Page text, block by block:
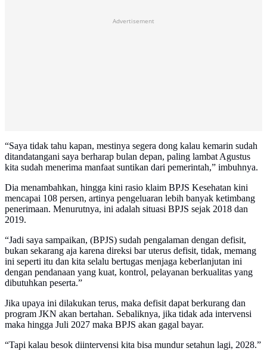
Advertisement
“Saya tidak tahu kapan, mestinya segera dong kalau kemarin sudah
ditandatangani saya berharap bulan depan, paling lambat Agustus
kita sudah menerima manfaat suntikan dari pemerintah,” imbuhnya.
Dia menambahkan, hingga kini rasio klaim BPJS Kesehatan kini
mencapai 108 persen, artinya pengeluaran lebih banyak ketimbang
penerimaan. Menurutnya, ini adalah situasi BPJS sejak 2018 dan
2019.
“Jadi saya sampaikan, (BPJS) sudah pengalaman dengan defisit,
bukan sekarang aja karena direksi bar uterus defisit, tidak, memang
ini seperti itu dan kita selalu bertugas menjaga keberlanjutan ini
dengan pendanaan yang kuat, kontrol, pelayanan berkualitas yang
dibutuhkan peserta.”
Jika upaya ini dilakukan terus, maka defisit dapat berkurang dan
program JKN akan bertahan. Sebaliknya, jika tidak ada intervensi
maka hingga Juli 2027 maka BPJS akan gagal bayar.
“Tapi kalau besok diintervensi kita bisa mundur setahun lagi, 2028.”